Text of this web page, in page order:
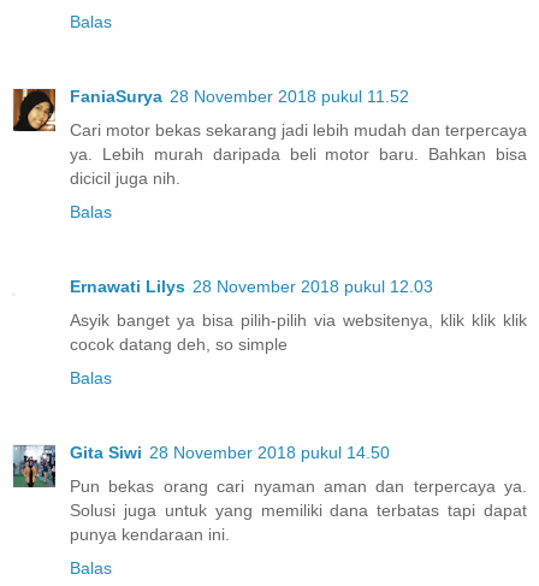
Balas
FaniaSurya 28 November 2018 pukul 11.52
Cari motor bekas sekarang jadi lebih mudah dan terpercaya
ya. Lebih murah daripada beli motor baru. Bahkan bisa
dicicil juga nih.
Balas
Ernawati Lilys 28 November 2018 pukul 12.03
Asyik banget ya bisa pilih-pilih via websitenya, klik klik klik
cocok datang deh, so simple
Balas
Gita Siwi 28 November 2018 pukul 14.50
Pun bekas orang cari nyaman aman dan terpercaya ya.
Solusi juga untuk yang memiliki dana terbatas tapi dapat
punya kendaraan ini.
Balas